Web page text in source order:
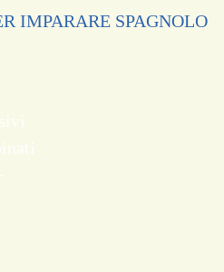
IMPARARE SPAGNOLO